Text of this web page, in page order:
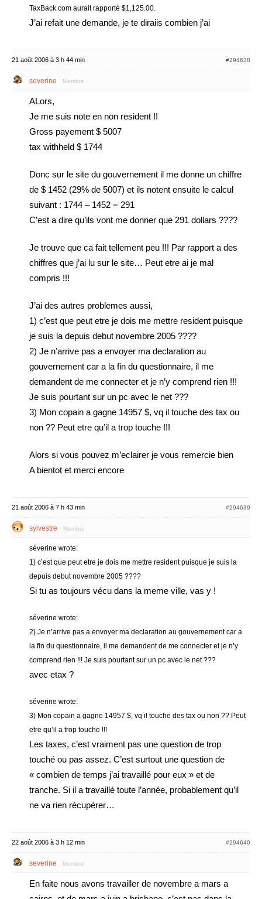
TaxBack.com aurait rapporté $1,125.00.
J’ai refait une demande, je te diraiis combien j’ai
21 août 2006 à 3 h 44 min #294638
severine Membre
ALors,
Je me suis note en non resident !!
Gross payement $ 5007
tax withheld $ 1744
Donc sur le site du gouvernement il me donne un chiffre
de $ 1452 (29% de 5007) et ils notent ensuite le calcul
suivant : 1744 – 1452 = 291
C’est a dire qu’ils vont me donner que 291 dollars ????
Je trouve que ca fait tellement peu !!! Par rapport a des
chiffres que j’ai lu sur le site… Peut etre ai je mal
compris !!!
J’ai des autres problemes aussi,
1) c’est que peut etre je dois me mettre resident puisque
je suis la depuis debut novembre 2005 ????
2) Je n’arrive pas a envoyer ma declaration au
gouvernement car a la fin du questionnaire, il me
demandent de me connecter et je n’y comprend rien !!!
Je suis pourtant sur un pc avec le net ???
3) Mon copain a gagne 14957 $, vq il touche des tax ou
non ?? Peut etre qu’il a trop touche !!!
Alors si vous pouvez m’eclairer je vous remercie bien
A bientot et merci encore
21 août 2006 à 7 h 43 min #294639
sylvestre Membre
séverine wrote:
1) c’est que peut etre je dois me mettre resident puisque je suis la
depuis debut novembre 2005 ????
Si tu as toujours vécu dans la meme ville, vas y !
séverine wrote:
2) Je n’arrive pas a envoyer ma declaration au gouvernement car a
la fin du questionnaire, il me demandent de me connecter et je n’y
comprend rien !!! Je suis pourtant sur un pc avec le net ???
avec etax ?
séverine wrote:
3) Mon copain a gagne 14957 $, vq il touche des tax ou non ?? Peut
etre qu’il a trop touche !!!
Les taxes, c’est vraiment pas une question de trop
touché ou pas assez. C’est surtout une question de
« combien de temps j’ai travaillé pour eux » et de
tranche. Si il a travaillé toute l’année, probablement qu’il
ne va rien récupérer…
22 août 2006 à 3 h 12 min #294640
severine Membre
En faite nous avons travailler de novembre a mars a